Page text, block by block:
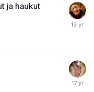
ja haukut